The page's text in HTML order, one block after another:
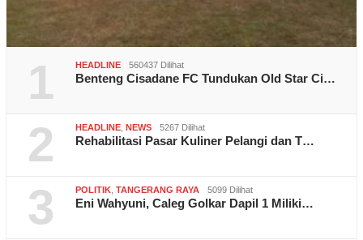
1 HEADLINE 560437 Dilihat
Benteng Cisadane FC Tundukan Old Star Ci…
2 HEADLINE NEWS 5267 Dilihat
Rehabilitasi Pasar Kuliner Pelangi dan T…
3 POLITIK TANGERANG RAYA 5099 Dilihat
Eni Wahyuni, Caleg Golkar Dapil 1 Miliki…